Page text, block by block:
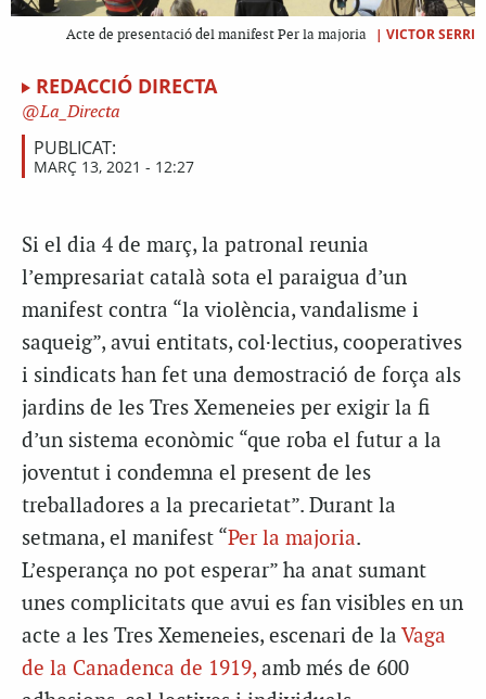
Acte de presentació del manifest Per la majoria | VICTOR SERRI
REDACCIÓ DIRECTA
La_Directa
PUBLICAT:
MARÇ 13, 2021 - 12:27
Si el dia 4 de març, la patronal reunia
l’empresariat català sota el paraigua d’un
manifest contra “la violència, vandalisme i
saqueig”, avui entitats, col·lectius, cooperatives
i sindicats han fet una demostració de força als
jardins de les Tres Xemeneies per exigir la fi
d’un sistema econòmic “que roba el futur a la
joventut i condemna el present de les
treballadores a la precarietat”. Durant la
setmana, el manifest “Per la majoria.
L’esperança no pot esperar” ha anat sumant
unes complicitats que avui es fan visibles en un
acte a les Tres Xemeneies, escenari de la Vaga
de la Canadenca de 1919, amb més de 600